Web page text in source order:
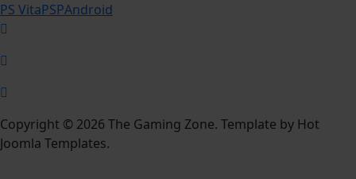
PS VitaPSPAndroid
Copyright © 2026 The Gaming Zone. Template by Hot
Joomla Templates.